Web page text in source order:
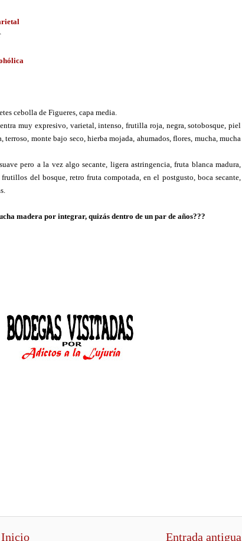
cebolla de Figueres, capa media.
muy expresivo, varietal, intenso, frutilla roja, negra, sotobosque, piel
terroso, monte bajo seco, hierba mojada, ahumados, flores, mucha, mucha
pero a la vez algo secante, ligera astringencia, fruta blanca madura,
del bosque, retro fruta compotada, en el postgusto, boca secante,
madera por integrar, quizás dentro de un par de años???
Entrada antigua
Inicio